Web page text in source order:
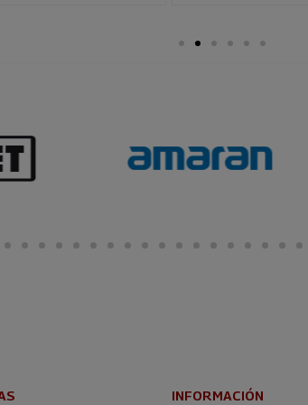
INFORMACIÓN